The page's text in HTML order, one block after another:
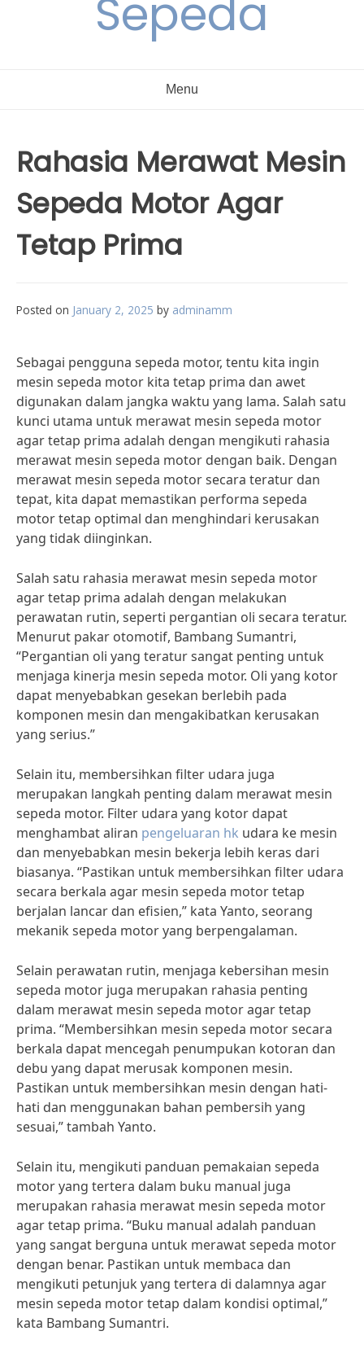
Sepeda
Menu
Rahasia Merawat Mesin
Sepeda Motor Agar
Tetap Prima
Posted on January 2, 2025 by adminamm
Sebagai pengguna sepeda motor, tentu kita ingin
mesin sepeda motor kita tetap prima dan awet
digunakan dalam jangka waktu yang lama. Salah satu
kunci utama untuk merawat mesin sepeda motor
agar tetap prima adalah dengan mengikuti rahasia
merawat mesin sepeda motor dengan baik. Dengan
merawat mesin sepeda motor secara teratur dan
tepat, kita dapat memastikan performa sepeda
motor tetap optimal dan menghindari kerusakan
yang tidak diinginkan.
Salah satu rahasia merawat mesin sepeda motor
agar tetap prima adalah dengan melakukan
perawatan rutin, seperti pergantian oli secara teratur.
Menurut pakar otomotif, Bambang Sumantri,
“Pergantian oli yang teratur sangat penting untuk
menjaga kinerja mesin sepeda motor. Oli yang kotor
dapat menyebabkan gesekan berlebih pada
komponen mesin dan mengakibatkan kerusakan
yang serius.”
Selain itu, membersihkan filter udara juga
merupakan langkah penting dalam merawat mesin
sepeda motor. Filter udara yang kotor dapat
menghambat aliran pengeluaran hk udara ke mesin
dan menyebabkan mesin bekerja lebih keras dari
biasanya. “Pastikan untuk membersihkan filter udara
secara berkala agar mesin sepeda motor tetap
berjalan lancar dan efisien,” kata Yanto, seorang
mekanik sepeda motor yang berpengalaman.
Selain perawatan rutin, menjaga kebersihan mesin
sepeda motor juga merupakan rahasia penting
dalam merawat mesin sepeda motor agar tetap
prima. “Membersihkan mesin sepeda motor secara
berkala dapat mencegah penumpukan kotoran dan
debu yang dapat merusak komponen mesin.
Pastikan untuk membersihkan mesin dengan hati-
hati dan menggunakan bahan pembersih yang
sesuai,” tambah Yanto.
Selain itu, mengikuti panduan pemakaian sepeda
motor yang tertera dalam buku manual juga
merupakan rahasia merawat mesin sepeda motor
agar tetap prima. “Buku manual adalah panduan
yang sangat berguna untuk merawat sepeda motor
dengan benar. Pastikan untuk membaca dan
mengikuti petunjuk yang tertera di dalamnya agar
mesin sepeda motor tetap dalam kondisi optimal,”
kata Bambang Sumantri.